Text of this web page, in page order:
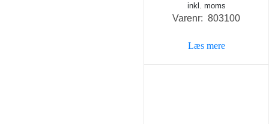
oprindelige
pris
298,00 kr..
inkl. moms
Varenr: 803100
Læs mere